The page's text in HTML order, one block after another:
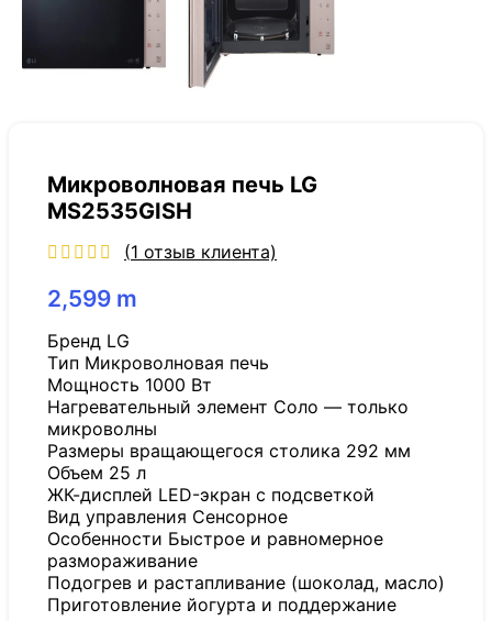
Микроволновая печь LG
MS2535GISH
(1 отзыв клиента)
2,599 m
Бренд LG
Tип Микроволновая печь
Мощность 1000 Вт
Нагревательный элемент Соло — только
микроволны
Размеры вращающегося столика 292 мм
Объем 25 л
ЖК-дисплей LED-экран с подсветкой
Вид управления Сенсорное
Особенности Быстрое и равномерное
размораживание
Подогрев и растапливание (шоколад, масло)
Приготовление йогурта и поддержание